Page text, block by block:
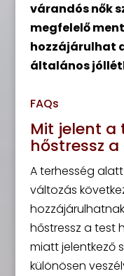
várandós nők
megfelelő
hozzájárulhat
általános
FAQs
Mit jelent a
hőstressz
A terhesség
változás
hőstressz a test
miatt jelentkező
különösen